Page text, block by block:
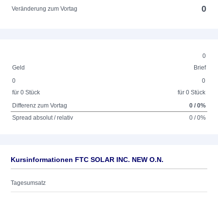
Veränderung zum Vortag 0
0
Geld
Brief
0
für 0 Stück
0
für 0 Stück
Differenz zum Vortag
0 / 0%
Spread absolut / relativ
0 / 0%
Kursinformationen FTC SOLAR INC. NEW O.N.
Tagesumsatz